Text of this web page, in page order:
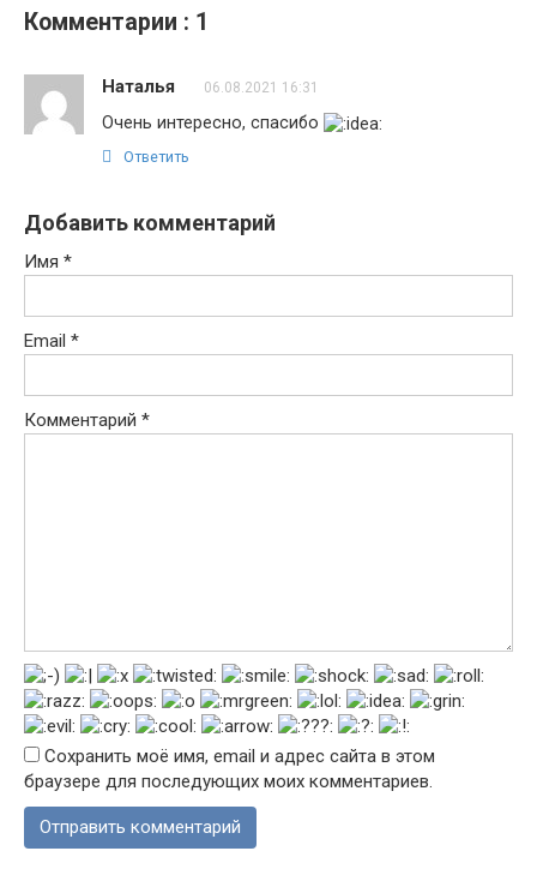
Комментарии : 1
Наталья 06.08.2021 16:31
Очень интересно, спасибо
Ответить
Добавить комментарий
Имя *
Email *
Комментарий *
Сохранить моё имя, email и адрес сайта в этом
браузере для последующих моих комментариев.